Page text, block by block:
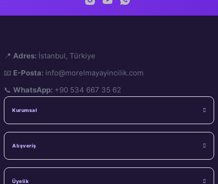
📍 Adres: İstanbul, Türkiye
📧 E-Posta: info@morelmayayincilik.com
📞 WhatsApp: +90 534 667 35 62
Kurumsal
Alışveriş
Üyelik